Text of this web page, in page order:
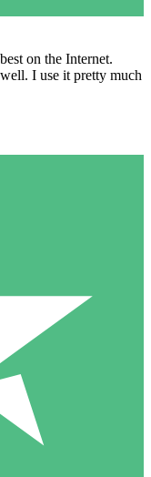
on the Internet.
I use it pretty much